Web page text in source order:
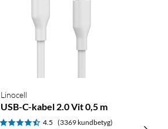
Linocell
USB-C-kabel 2.0 Vit 0,5 m
4.5 (3369 kundbetyg)